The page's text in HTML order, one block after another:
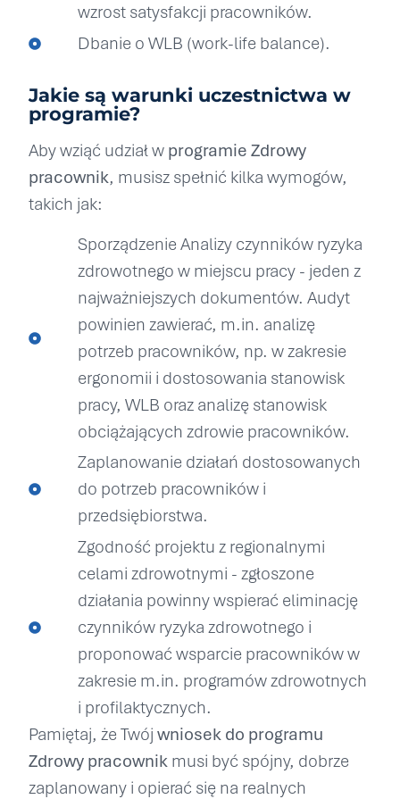
wzrost satysfakcji pracowników.
Dbanie o WLB (work-life balance).
Jakie są warunki uczestnictwa w
programie?
Aby wziąć udział w programie Zdrowy
pracownik, musisz spełnić kilka wymogów,
takich jak:
Sporządzenie Analizy czynników ryzyka
zdrowotnego w miejscu pracy - jeden z
najważniejszych dokumentów. Audyt
powinien zawierać, m.in. analizę
potrzeb pracowników, np. w zakresie
ergonomii i dostosowania stanowisk
pracy, WLB oraz analizę stanowisk
obciążających zdrowie pracowników.
Zaplanowanie działań dostosowanych
do potrzeb pracowników i
przedsiębiorstwa.
Zgodność projektu z regionalnymi
celami zdrowotnymi - zgłoszone
działania powinny wspierać eliminację
czynników ryzyka zdrowotnego i
proponować wsparcie pracowników w
zakresie m.in. programów zdrowotnych
i profilaktycznych.
Pamiętaj, że Twój wniosek do programu
Zdrowy pracownik musi być spójny, dobrze
zaplanowany i opierać się na realnych